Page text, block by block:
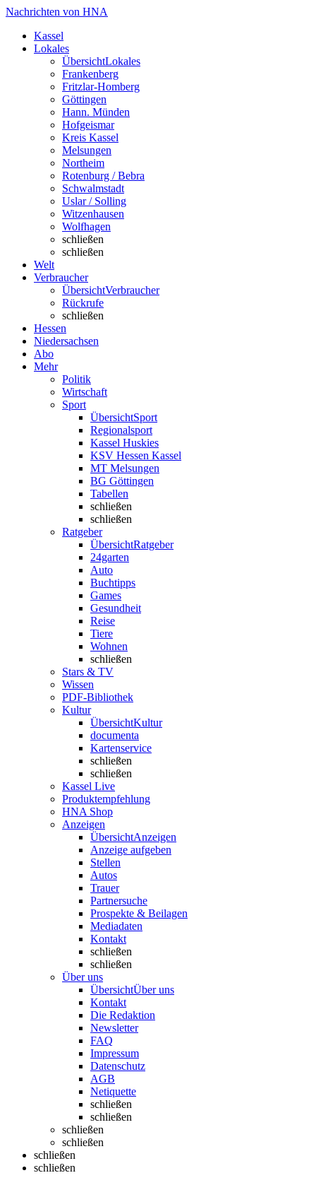
Nachrichten von HNA
Kassel
Lokales
ÜbersichtLokales
Frankenberg
Fritzlar-Homberg
Göttingen
Hann. Münden
Hofgeismar
Kreis Kassel
Melsungen
Northeim
Rotenburg / Bebra
Schwalmstadt
Uslar / Solling
Witzenhausen
Wolfhagen
schließen
schließen
Welt
Verbraucher
ÜbersichtVerbraucher
Rückrufe
schließen
Hessen
Niedersachsen
Abo
Mehr
Politik
Wirtschaft
Sport
ÜbersichtSport
Regionalsport
Kassel Huskies
KSV Hessen Kassel
MT Melsungen
BG Göttingen
Tabellen
schließen
schließen
Ratgeber
ÜbersichtRatgeber
24garten
Auto
Buchtipps
Games
Gesundheit
Reise
Tiere
Wohnen
schließen
Stars & TV
Wissen
PDF-Bibliothek
Kultur
ÜbersichtKultur
documenta
Kartenservice
schließen
schließen
Kassel Live
Produktempfehlung
HNA Shop
Anzeigen
ÜbersichtAnzeigen
Anzeige aufgeben
Stellen
Autos
Trauer
Partnersuche
Prospekte & Beilagen
Mediadaten
Kontakt
schließen
schließen
Über uns
ÜbersichtÜber uns
Kontakt
Die Redaktion
Newsletter
FAQ
Impressum
Datenschutz
AGB
Netiquette
schließen
schließen
schließen
schließen
schließen
schließen